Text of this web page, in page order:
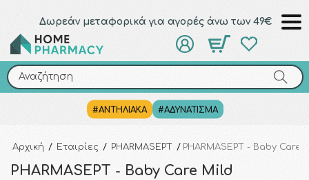
Δωρεάν μεταφορικά για αγορές άνω των 49€
Αναζήτηση
#ΑΝΤΗΛΙΑΚΑ #ΑΔΥΝΑΤΙΣΜΑ
Αναζήτηση
Αρχική / Εταιρίες / PHARMASEPT / PHARMASEPT - Baby
PHARMASEPT - Baby Care Mild